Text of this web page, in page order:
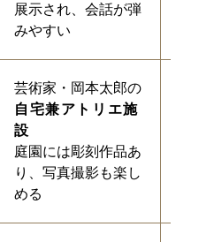
展示され、会話が弾
みやすい
芸術家・岡本太郎の
自宅兼アトリエ施
設
庭園には彫刻作品あ
り、写真撮影も楽し
める